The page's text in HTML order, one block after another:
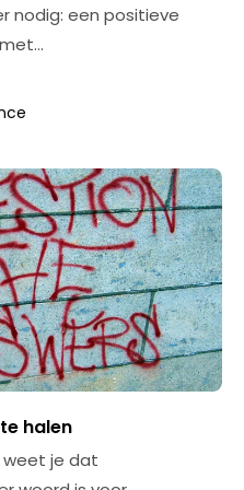
nodig: een positieve
halen
je dat